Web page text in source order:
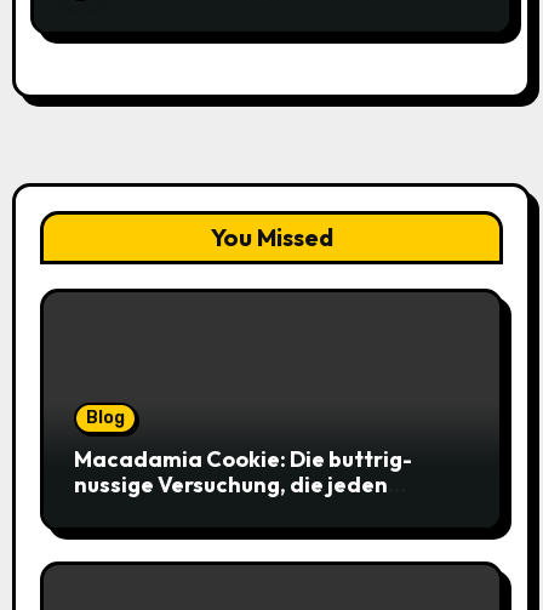
You Missed
Blog
Macadamia Cookie: Die buttrig-
nussige Versuchung, die jeden